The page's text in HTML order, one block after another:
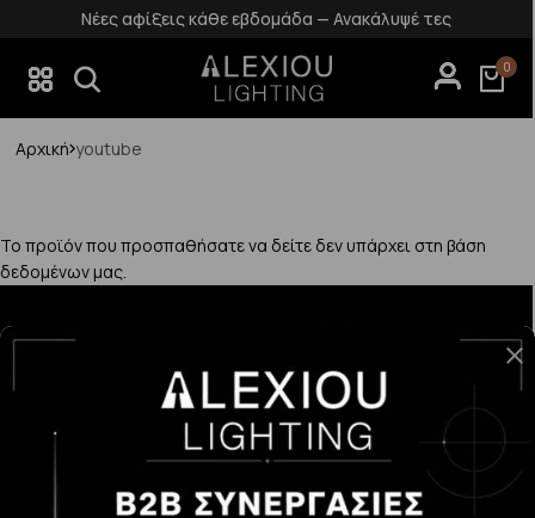
Νέες αφίξεις κάθε εβδομάδα — Ανακάλυψέ τες
0
Αρχική youtube
Το προϊόν που προσπαθήσατε να δείτε δεν υπάρχει στη βάση
δεδομένων μας.